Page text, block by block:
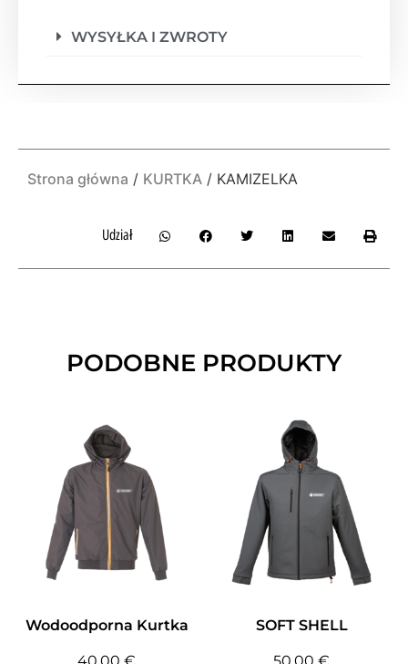
WYSYŁKA I ZWROTY
Strona główna / KURTKA / KAMIZELKA
Udział
PODOBNE PRODUKTY
Wodoodporna Kurtka SOFT SHELL